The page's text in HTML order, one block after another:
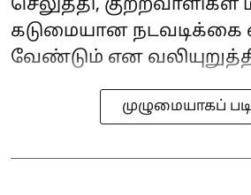
செலுத்தி, குற்றவாளிகள்
கடுமையான நடவடிக்கை
வேண்டும் என
முழுமையாகப்